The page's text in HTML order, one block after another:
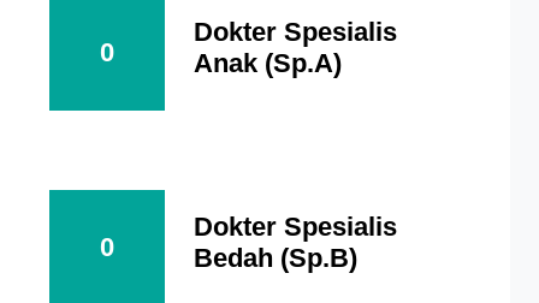
0
Dokter Spesialis
Anak (Sp.A)
0
Dokter Spesialis
Bedah (Sp.B)